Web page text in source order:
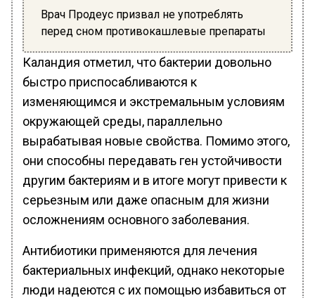
Врач Продеус призвал не употреблять
перед сном противокашлевые препараты
Каландия отметил, что бактерии довольно
быстро приспосабливаются к
изменяющимся и экстремальным условиям
окружающей среды, параллельно
вырабатывая новые свойства. Помимо этого,
они способны передавать ген устойчивости
другим бактериям и в итоге могут привести к
серьезным или даже опасным для жизни
осложнениям основного заболевания.
Антибиотики применяются для лечения
бактериальных инфекций, однако некоторые
люди надеются с их помощью избавиться от